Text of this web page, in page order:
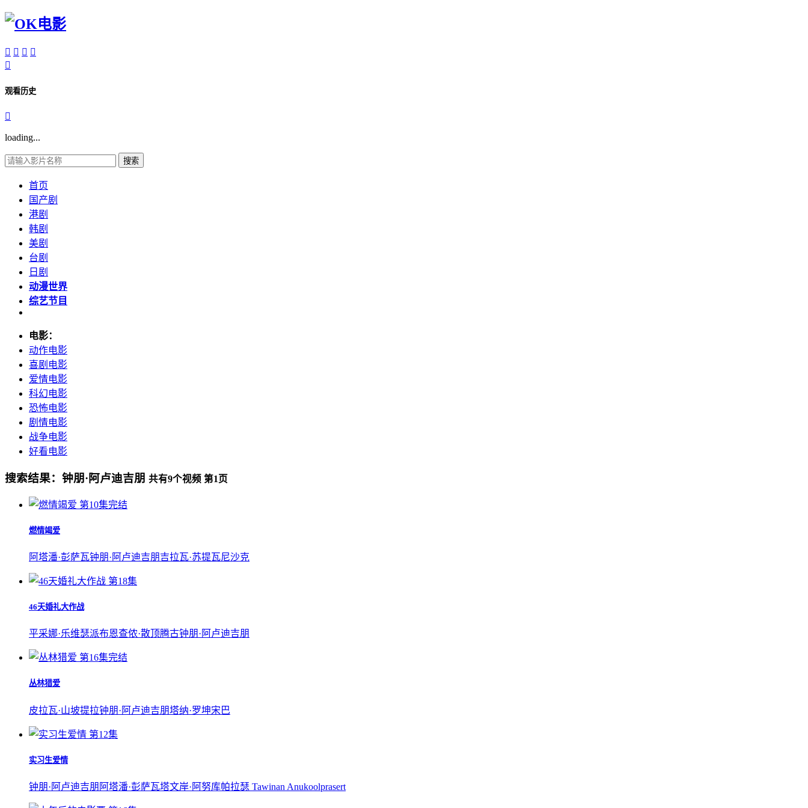
   

观看历史

loading...
搜索
首页
国产剧
港剧
韩剧
美剧
台剧
日剧
动漫世界
综艺节目
电影：
动作电影
喜剧电影
爱情电影
科幻电影
恐怖电影
剧情电影
战争电影
好看电影
搜索结果： 钟朋·阿卢迪吉朋 共有9个视频 第1 页
第10集完结
燃情竭爱
阿塔潘·彭萨瓦钟朋·阿卢迪吉朋吉拉瓦·苏提瓦尼沙克
第18集
46天婚礼大作战
平采娜·乐维瑟派布恩查侬·散顶腾古钟朋·阿卢迪吉朋
第16集完结
丛林猎爱
皮拉瓦·山坡提拉钟朋·阿卢迪吉朋塔纳·罗坤宋巴
第12集
实习生爱情
钟朋·阿卢迪吉朋 阿塔潘·彭萨瓦塔文岸·阿努库帕拉瑟 Tawinan Anukoolprasert